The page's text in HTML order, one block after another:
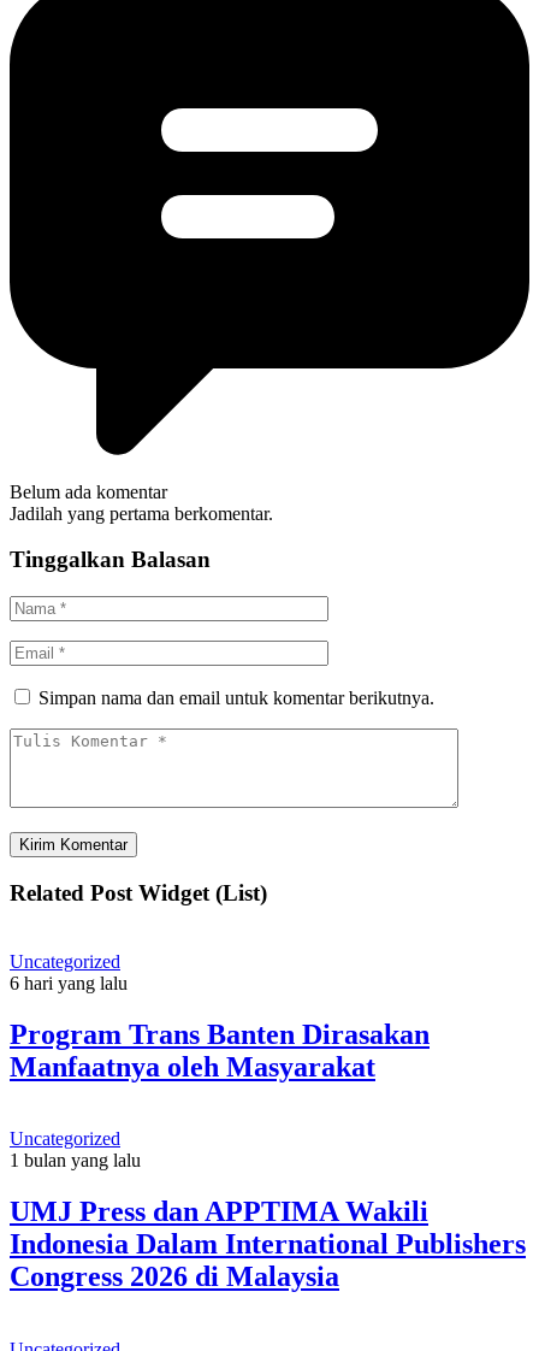
Belum ada komentar
Jadilah yang pertama berkomentar.
Tinggalkan Balasan
Simpan nama dan email untuk komentar berikutnya.
Related Post Widget (List)
Uncategorized
6 hari yang lalu
Program Trans Banten Dirasakan
Manfaatnya oleh Masyarakat
Uncategorized
1 bulan yang lalu
UMJ Press dan APPTIMA Wakili
Indonesia Dalam International Publishers
Congress 2026 di Malaysia